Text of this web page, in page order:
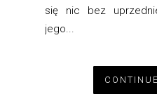
się nic bez
jego...